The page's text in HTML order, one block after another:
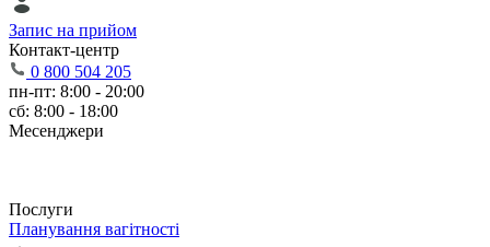
Запис на прийом
Контакт-центр
0 800 504 205
пн-пт: 8:00 - 20:00
сб: 8:00 - 18:00
Месенджери
Послуги
Планування вагітності